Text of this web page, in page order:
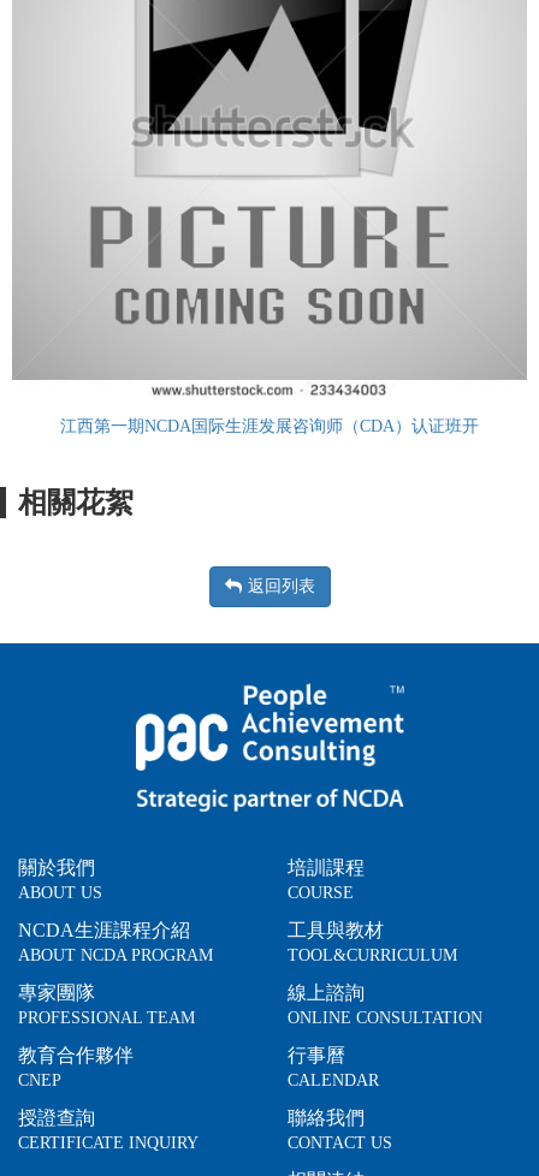
江西第一期NCDA国际生涯发展咨询师（CDA）认证班开
相關花絮
返回列表
關於我們
ABOUT US
NCDA生涯課程介紹
ABOUT NCDA PROGRAM
專家團隊
PROFESSIONAL TEAM
教育合作夥伴
CNEP
授證查詢
CERTIFICATE INQUIRY
培訓課程
COURSE
工具與教材
TOOL&CURRICULUM
線上諮詢
ONLINE CONSULTATION
行事曆
CALENDAR
聯絡我們
CONTACT US